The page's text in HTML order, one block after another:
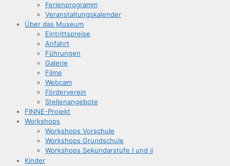
Feri­en­pro­gramm
Ver­an­stal­tungs­ka­len­der
Über das Museum
Ein­tritts­prei­se
Anfahrt
Füh­run­gen
Gale­rie
Fil­me
Web­cam
För­der­ver­ein
Stel­len­an­ge­bo­te
FIN­­NE-Pro­­jekt
Work­shops
Work­shops Vorschule
Work­shops Grundschule
Work­shops Sekun­dar­stu­fe I und II
Kin­der